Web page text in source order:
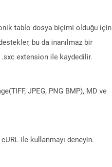
tablo dosya biçimi olduğu için
bu da inanılmaz bir
extension ile kaydedilir.
JPEG, PNG BMP), MD ve
ile kullanmayı deneyin.